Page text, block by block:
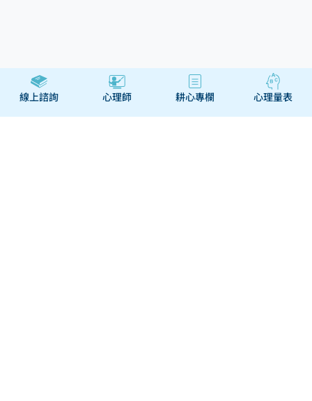
線上諮詢 心理師 耕心專欄 心理量表